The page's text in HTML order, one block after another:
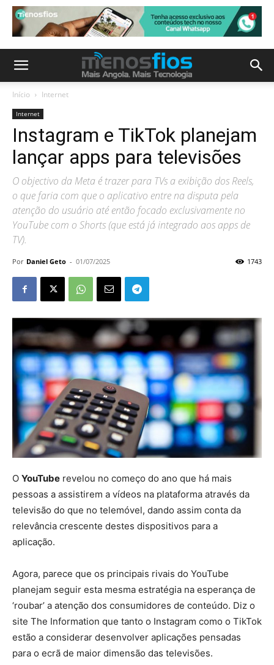
Início Internet
Internet
Instagram e TikTok planejam
lançar apps para televisões
O objectivo da Meta é trazer para TVs a exibição dos Reels,
o que faria com que o aplicativo entre na disputa pela
atenção do usuário até então focado exclusivamente no
YouTube com o Shorts (que está já integrado aos apps de
TV).
Por Daniel Geto - 01/07/2025 1743
O YouTube revelou no começo do ano que há mais
pessoas a assistirem a vídeos na plataforma através da
televisão do que no telemóvel, dando assim conta da
relevância crescente destes dispositivos para a
aplicação.
Agora, parece que os principais rivais do YouTube
planejam seguir esta mesma estratégia na esperança de
‘roubar’ a atenção dos consumidores de conteúdo. Diz o
site The Information que tanto o Instagram como o TikTok
estão a considerar desenvolver aplicações pensadas
para o ecrã de maior dimensão das televisões.